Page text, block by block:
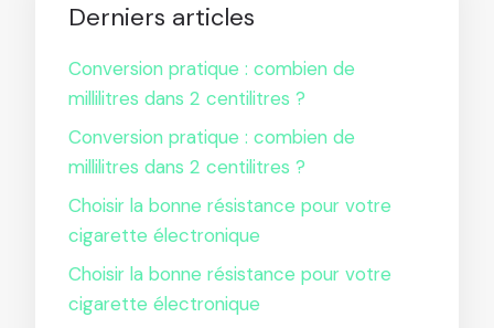
Derniers articles
Conversion pratique : combien de
millilitres dans 2 centilitres ?
Conversion pratique : combien de
millilitres dans 2 centilitres ?
Choisir la bonne résistance pour votre
cigarette électronique
Choisir la bonne résistance pour votre
cigarette électronique